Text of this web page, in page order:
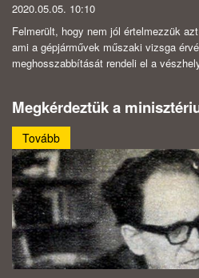
2020.05.05. 10:10
Felmerült, hogy nem jól értelmezzük
ami a gépjárművek műszaki vizsga
meghosszabbítását rendeli el a
Megkérdeztük a
Tovább